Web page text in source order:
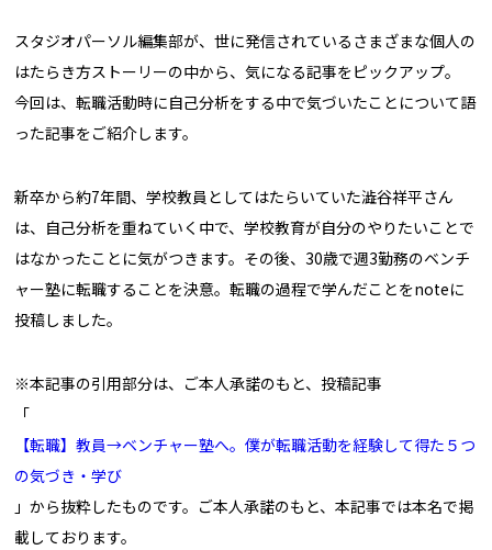
スタジオパーソル編集部が、世に発信されているさまざまな個人の
はたらき方ストーリーの中から、気になる記事をピックアップ。
今回は、転職活動時に自己分析をする中で気づいたことについて語
った記事をご紹介します。
新卒から約7年間、学校教員としてはたらいていた澁谷祥平さん
は、自己分析を重ねていく中で、学校教育が自分のやりたいことで
はなかったことに気がつきます。その後、30歳で週3勤務のベンチ
ャー塾に転職することを決意。転職の過程で学んだことをnoteに
投稿しました。
※本記事の引用部分は、ご本人承諾のもと、投稿記事
「
【転職】教員→ベンチャー塾へ。僕が転職活動を経験して得た５つ
の気づき・学び
」から抜粋したものです。ご本人承諾のもと、本記事では本名で掲
載しております。